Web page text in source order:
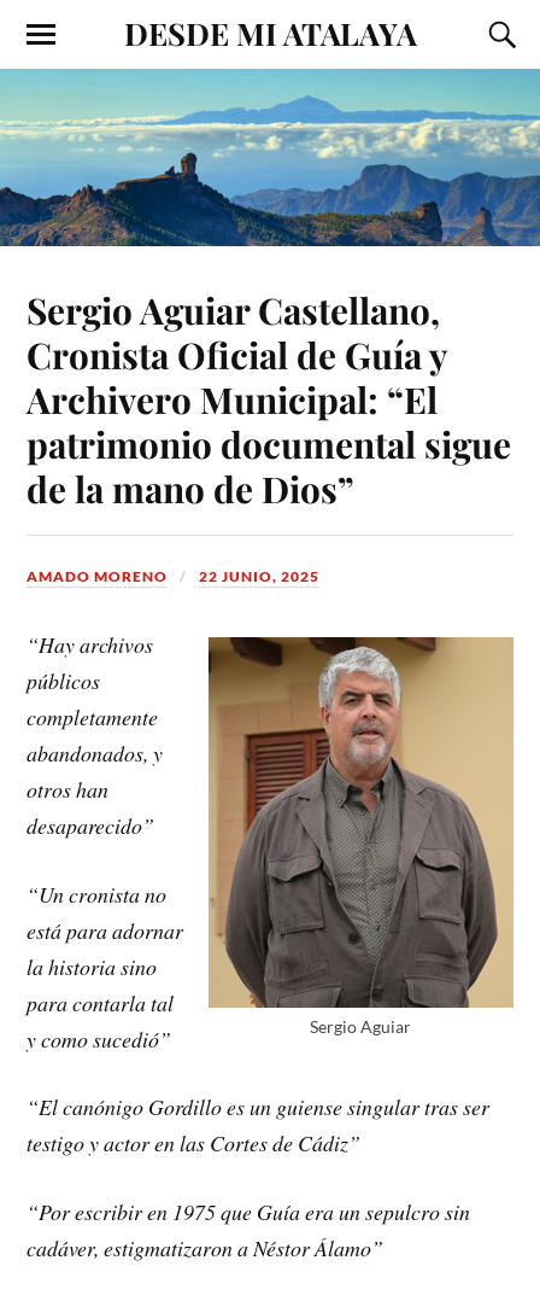
DESDE MI ATALAYA
Sergio Aguiar Castellano,
Cronista Oficial de Guía y
Archivero Municipal: “El
patrimonio documental sigue
de la mano de Dios”
AMADO MORENO 22 JUNIO, 2025
Sergio Aguiar
“Hay archivos
públicos
completamente
abandonados, y
otros han
desaparecido”
“Un cronista no
está para adornar
la historia sino
para contarla tal
y como sucedió”
“El canónigo Gordillo es un guiense singular tras ser
testigo y actor en las Cortes de Cádiz”
“Por escribir en 1975 que Guía era un sepulcro sin
cadáver, estigmatizaron a Néstor Álamo”